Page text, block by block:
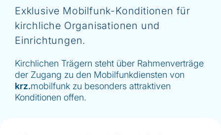
Exklusive Mobilfunk-Konditionen für
kirchliche Organisationen und
Einrichtungen.
Kirchlichen Trägern steht über Rahmenverträge
der Zugang zu den Mobilfunkdiensten von
krz.mobilfunk zu besonders attraktiven
Konditionen offen.